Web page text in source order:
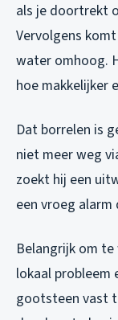
als je doortrekt
Vervolgens
water omhoog.
hoe makkelijker
Dat borrelen is
niet meer weg
zoekt hij een
een vroeg
Belangrijk om
lokaal probleem
gootsteen vast